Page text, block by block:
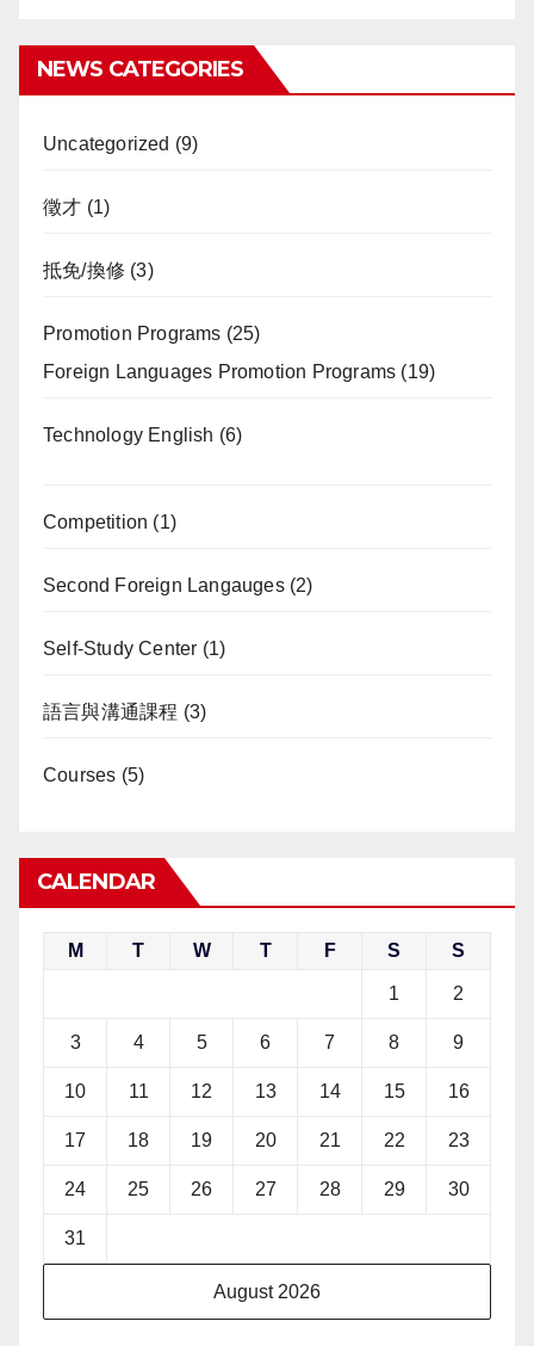
NEWS CATEGORIES
Uncategorized (9)
徵才 (1)
抵免/換修 (3)
Promotion Programs (25)
Foreign Languages Promotion Programs (19)
Technology English (6)
Competition (1)
Second Foreign Langauges(2)
Self-Study Center (1)
語言與溝通課程 (3)
Courses (5)
CALENDAR
August 2026
M T W T F S S
1 2
3 4 5 6 7 8 9
10 11 12 13 14 15 16
17 18 19 20 21 22 23
24 25 26 27 28 29 30
31